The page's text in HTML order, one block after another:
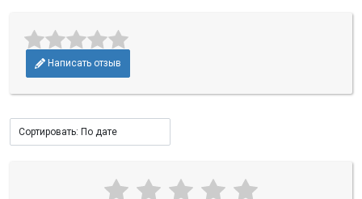
Написать отзыв